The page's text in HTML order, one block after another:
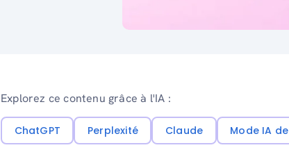
Explorez ce contenu grâce à l'IA :
ChatGPT Perplexité Claude Mode IA